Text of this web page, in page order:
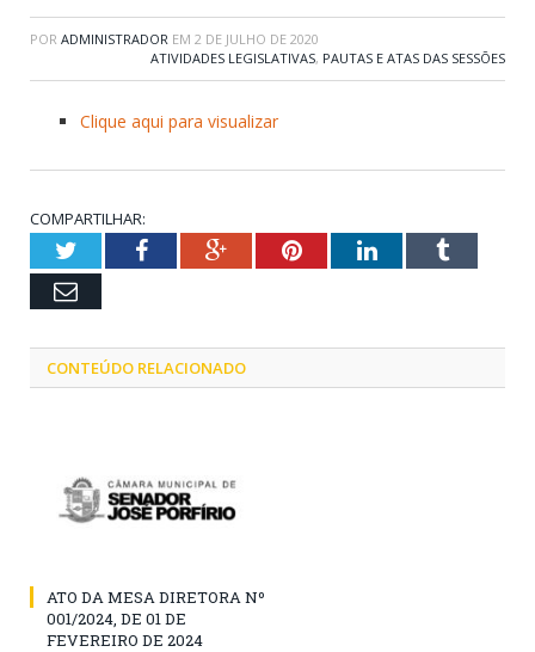
POR ADMINISTRADOR EM 2 DE JULHO DE 2020
ATIVIDADES LEGISLATIVAS, PAUTAS E ATAS DAS SESSÕES
Clique aqui para visualizar
COMPARTILHAR:
TwitterFacebookGoogle+PinterestLinkedInTumblr
Email
CONTEÚDO RELACIONADO
ATO DA MESA DIRETORA Nº
001/2024, DE 01 DE
FEVEREIRO DE 2024